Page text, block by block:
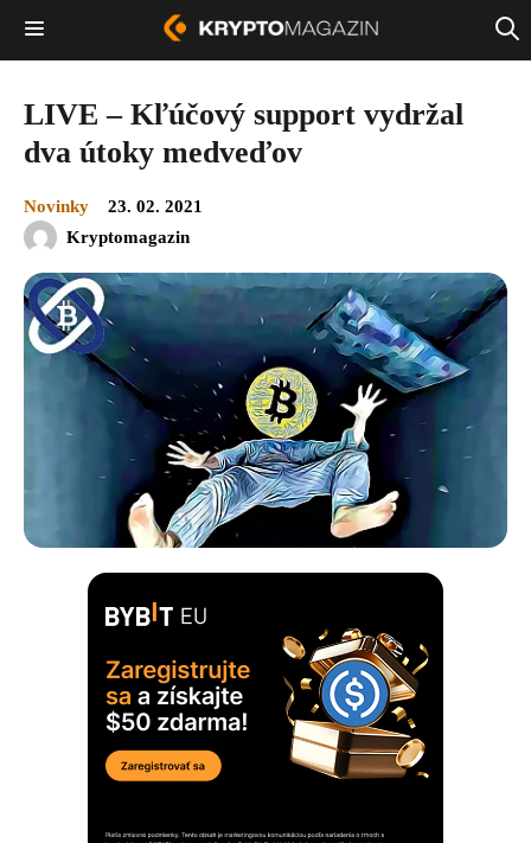
LIVE – Kľúčový support vydržal
dva útoky medveďov
Novinky
23. 02. 2021
Kryptomagazin